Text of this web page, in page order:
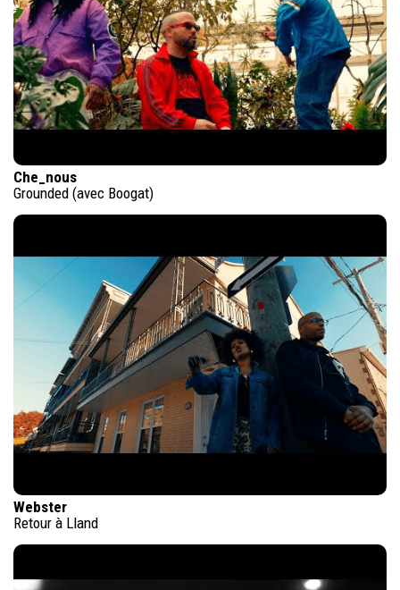
Che_nous
Grounded (avec Boogat)
Webster
Retour à Lland